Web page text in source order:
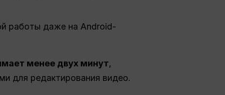
работы даже на Android-
менее двух минут,
для редактирования видео.